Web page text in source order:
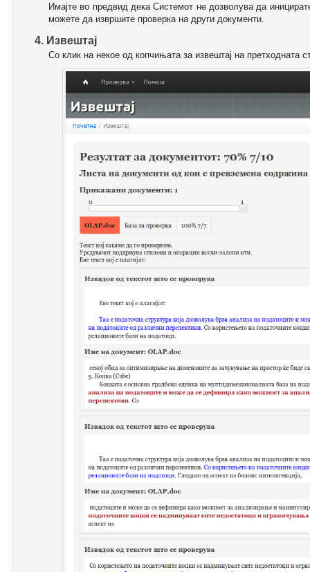
Имајте во предвид дека Системот не дозволува да
можете да извршите проверка на други документи.
4. Извештај
Со клик на некое од копчињата за извештај на претходната